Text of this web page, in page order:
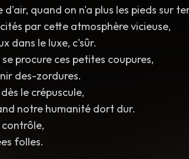
quand on n'a plus les pieds sur
par cette atmosphère vicieuse,
dans le luxe, c'sûr.
procure ces petites coupures,
des-zordures.
le crépuscule,
notre humanité dort dur.
folles.